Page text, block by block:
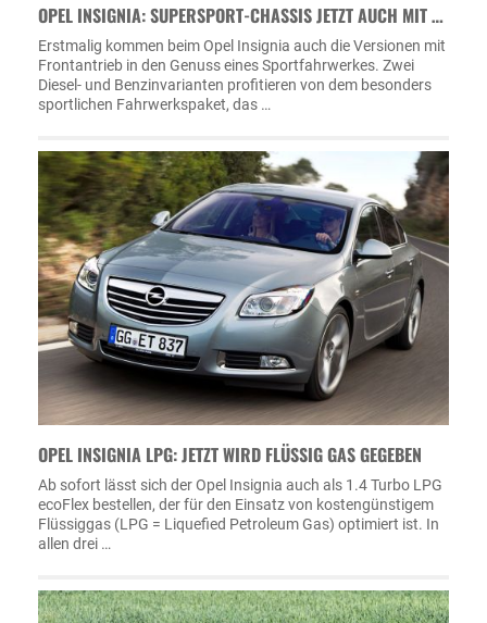
OPEL INSIGNIA: SUPERSPORT-CHASSIS JETZT AUCH MIT …
Erstmalig kommen beim Opel Insignia auch die Versionen mit
Frontantrieb in den Genuss eines Sportfahrwerkes. Zwei
Diesel- und Benzinvarianten profitieren von dem besonders
sportlichen Fahrwerkspaket, das …
OPEL INSIGNIA LPG: JETZT WIRD FLÜSSIG GAS GEGEBEN
Ab sofort lässt sich der Opel Insignia auch als 1.4 Turbo LPG
ecoFlex bestellen, der für den Einsatz von kostengünstigem
Flüssiggas (LPG = Liquefied Petroleum Gas) optimiert ist. In
allen drei …